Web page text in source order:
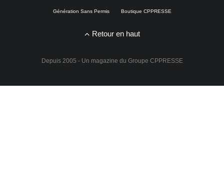
Génération Sans Permis Boutique CPPRESSE
Retour en haut
Depuis 2005 - Un magazine du Groupe CPPRESSE